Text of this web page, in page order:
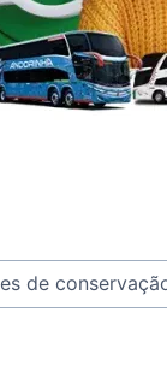
de